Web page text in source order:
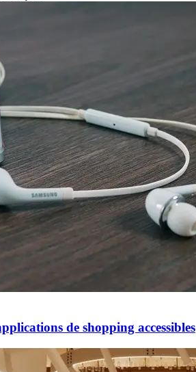
de shopping accessibles